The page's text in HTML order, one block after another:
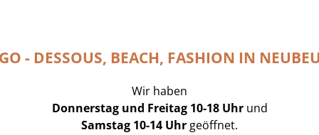
- DESSOUS, BEACH, FASHION IN
Wir haben
Donnerstag und Freitag 10-18 Uhrund
Samstag 10-14 Uhr geöffnet.